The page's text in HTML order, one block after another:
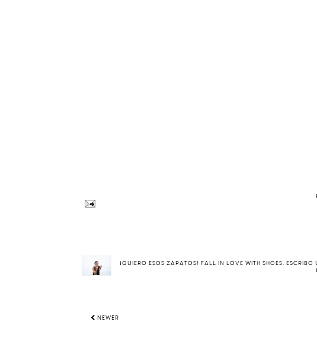
¡QUIERO ESOS ZAPATOS! FALL IN LOVE WITH SHOES.
NEWER